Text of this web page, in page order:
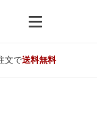
文で送料無料